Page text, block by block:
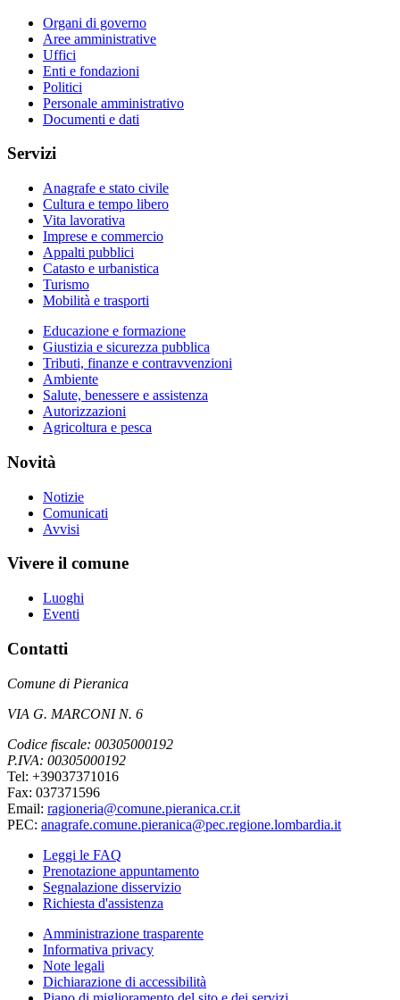
Organi di governo
Aree amministrative
Uffici
Enti e fondazioni
Politici
Personale amministrativo
Documenti e dati
Servizi
Anagrafe e stato civile
Cultura e tempo libero
Vita lavorativa
Imprese e commercio
Appalti pubblici
Catasto e urbanistica
Turismo
Mobilità e trasporti
Educazione e formazione
Giustizia e sicurezza pubblica
Tributi, finanze e contravvenzioni
Ambiente
Salute, benessere e assistenza
Autorizzazioni
Agricoltura e pesca
Novità
Notizie
Comunicati
Avvisi
Vivere il comune
Luoghi
Eventi
Contatti
Comune di Pieranica
VIA G. MARCONI N. 6
Codice fiscale: 00305000192
P.IVA: 00305000192
Tel: +39037371016
Fax: 037371596
Email: ragioneria@comune.pieranica.cr.it
PEC: anagrafe.comune.pieranica@pec.regione.lombardia.it
Leggi le FAQ
Prenotazione appuntamento
Segnalazione disservizio
Richiesta d'assistenza
Amministrazione trasparente
Informativa privacy
Note legali
Dichiarazione di accessibilità